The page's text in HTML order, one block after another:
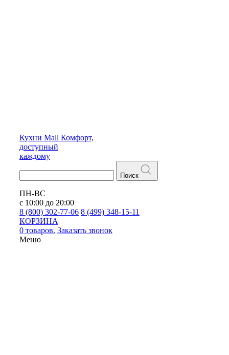
Кухни Mall Комфорт,
доступный
каждому
Поиск
ПН-ВС
с 10:00 до 20:00
8 (800) 302-77-06 8 (499) 348-15-11
КОРЗИНА
0 товаров. Заказать звонок
Меню